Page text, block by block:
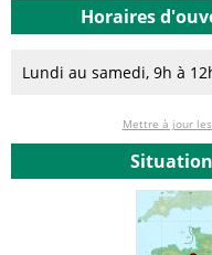
Horaires
Lundi au samedi, 9h à
Mettre à jour